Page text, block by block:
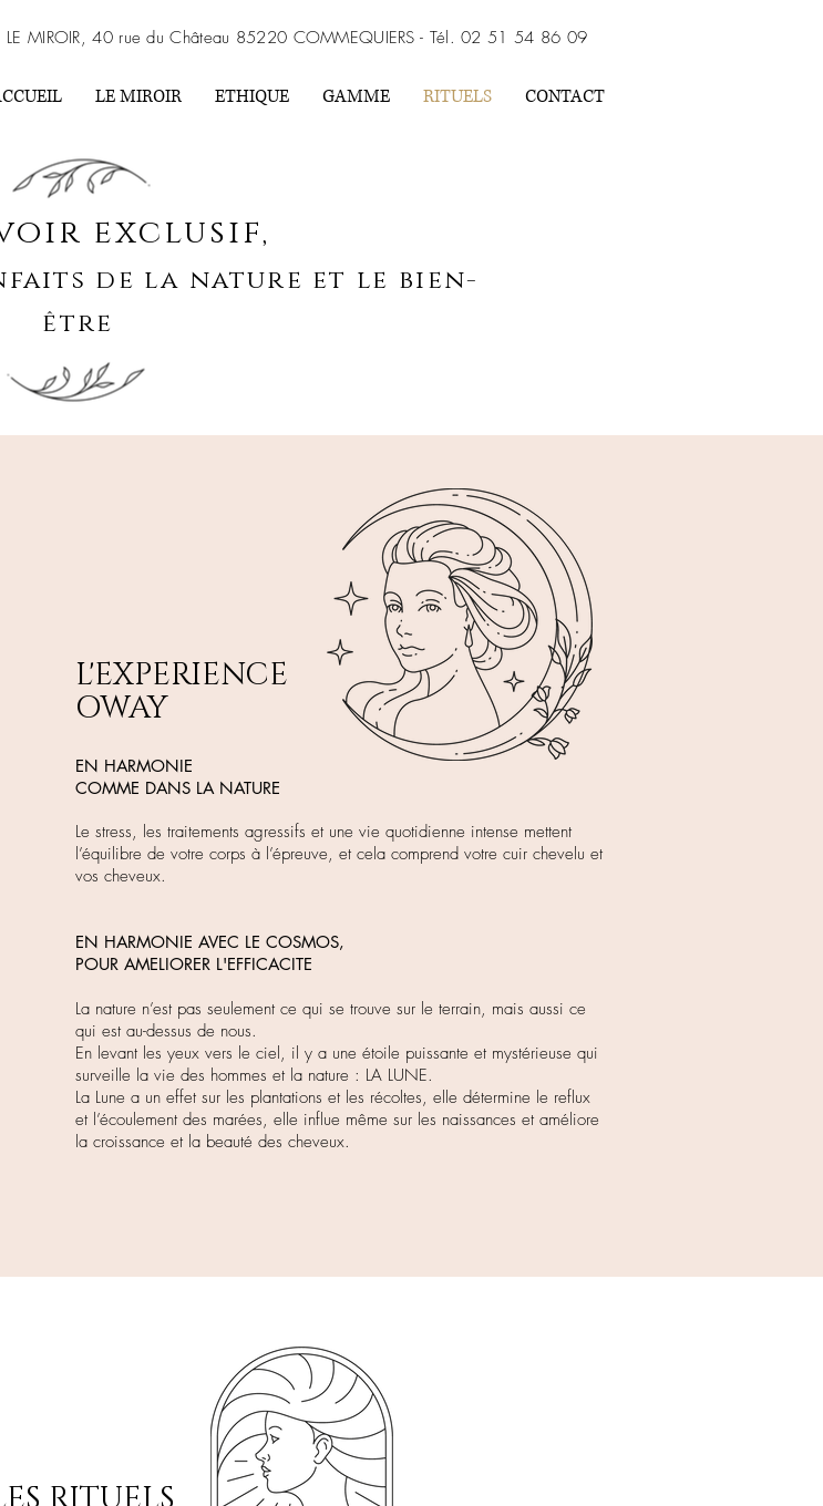
LE MIROIR, 40 rue du Château 85220 COMMEQUIERS - Tél. 02 51 54 86 09
LE MIROIR ETHIQUE GAMME RITUELS CONTACT
exclusif,
de la nature et le bien-
être
L'EXPERIENCE
OWAY
EN HARMONIE
COMME DANS LA NATURE
Le stress, les traitements agressifs et une vie quotidienne intense mettent
l’équilibre de votre corps à l’épreuve, et cela comprend votre cuir chevelu et
vos cheveux.
EN HARMONIE AVEC LE COSMOS,
POUR AMELIORER L'EFFICACITE
La nature n’est pas seulement ce qui se trouve sur le terrain, mais aussi ce
qui est au-dessus de nous.
En levant les yeux vers le ciel, il y a une étoile puissante et mystérieuse qui
surveille la vie des hommes et la nature : LA LUNE.
La Lune a un effet sur les plantations et les récoltes, elle détermine le reflux
et l’écoulement des marées, elle influe même sur les naissances et améliore
la croissance et la beauté des cheveux.